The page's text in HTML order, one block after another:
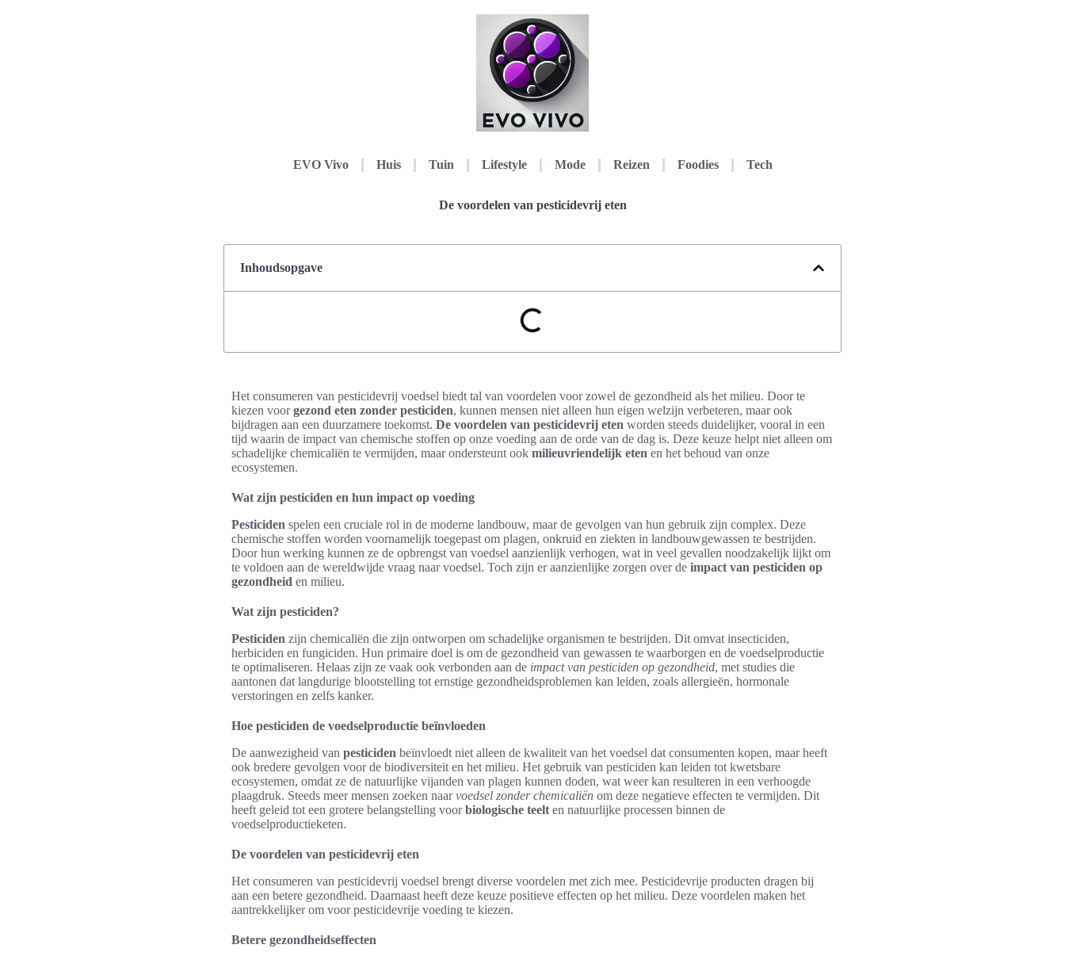
EVO Vivo Huis Tuin Lifestyle Mode Reizen Foodies Tech
De voordelen van pesticidevrij eten
Inhoudsopgave
Het consumeren van pesticidevrij voedsel biedt tal van voordelen voor zowel de gezondheid als het milieu. Door te
kiezen voorgezond eten zonder pesticiden, kunnen mensen niet alleen hun eigen welzijn verbeteren, maar ook
bijdragen aan een duurzamere toekomst. De voordelen van pesticidevrij eten worden steeds duidelijker, vooral in een
tijd waarin de impact van chemische stoffen op onze voeding aan de orde van de dag is. Deze keuze helpt niet alleen om
schadelijke chemicaliën te vermijden, maar ondersteunt ook milieuvriendelijk eten en het behoud van onze
ecosystemen.
Wat zijn pesticiden en hun impact op voeding
Pesticiden spelen een cruciale rol in de moderne landbouw, maar de gevolgen van hun gebruik zijn complex. Deze
chemische stoffen worden voornamelijk toegepast om plagen, onkruid en ziekten in landbouwgewassen te bestrijden.
Door hun werking kunnen ze de opbrengst van voedsel aanzienlijk verhogen, wat in veel gevallen noodzakelijk lijkt om
te voldoen aan de wereldwijde vraag naar voedsel. Toch zijn er aanzienlijke zorgen over de impact van pesticiden op
gezondheid en milieu.
Wat zijn pesticiden?
Pesticiden zijn chemicaliën die zijn ontworpen om schadelijke organismen te bestrijden. Dit omvat insecticiden,
herbiciden en fungiciden. Hun primaire doel is om de gezondheid van gewassen te waarborgen en de voedselproductie
te optimaliseren. Helaas zijn ze vaak ook verbonden aan de impact van pesticiden op gezondheid, met studies die
aantonen dat langdurige blootstelling tot ernstige gezondheidsproblemen kan leiden, zoals allergieën, hormonale
verstoringen en zelfs kanker.
Hoe pesticiden de voedselproductie beïnvloeden
De aanwezigheid van pesticiden beïnvloedt niet alleen de kwaliteit van het voedsel dat consumenten kopen, maar heeft
ook bredere gevolgen voor de biodiversiteit en het milieu. Het gebruik van pesticiden kan leiden tot kwetsbare
ecosystemen, omdat ze de natuurlijke vijanden van plagen kunnen doden, wat weer kan resulteren in een verhoogde
plaagdruk. Steeds meer mensen zoeken naarvoedsel zonder chemicaliën om deze negatieve effecten te vermijden. Dit
heeft geleid tot een grotere belangstelling voorbiologische teelten natuurlijke processen binnen de
voedselproductieketen.
De voordelen van pesticidevrij eten
Het consumeren van pesticidevrij voedsel brengt diverse voordelen met zich mee. Pesticidevrije producten dragen bij
aan een betere gezondheid. Daarnaast heeft deze keuze positieve effecten op het milieu. Deze voordelen maken het
aantrekkelijker om voor pesticidevrije voeding te kiezen.
Betere gezondheidseffecten